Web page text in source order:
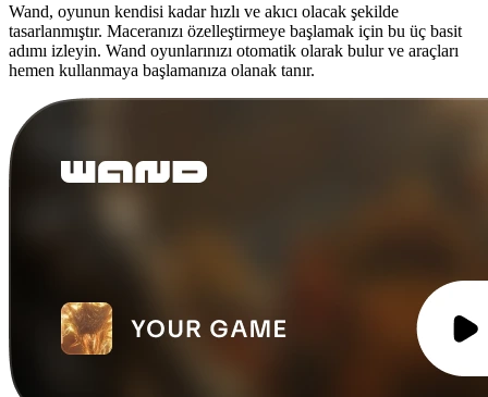
Wand, oyunun kendisi kadar hızlı ve akıcı olacak şekilde
tasarlanmıştır. Maceranızı özelleştirmeye başlamak için bu üç basit
adımı izleyin. Wand oyunlarınızı otomatik olarak bulur ve araçları
hemen kullanmaya başlamanıza olanak tanır.